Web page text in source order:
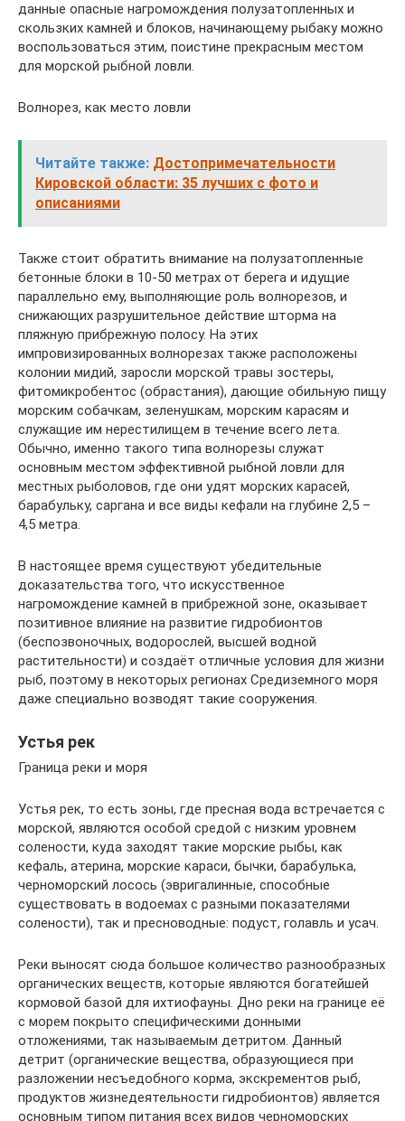
данные опасные нагромождения полузатопленных и
скользких камней и блоков, начинающему рыбаку можно
воспользоваться этим, поистине прекрасным местом
для морской рыбной ловли.
Волнорез, как место ловли
Читайте также: Достопримечательности
Кировской области: 35 лучших с фото и
описаниями
Также стоит обратить внимание на полузатопленные
бетонные блоки в 10-50 метрах от берега и идущие
параллельно ему, выполняющие роль волнорезов, и
снижающих разрушительное действие шторма на
пляжную прибрежную полосу. На этих
импровизированных волнорезах также расположены
колонии мидий, заросли морской травы зостеры,
фитомикробентос (обрастания), дающие обильную пищу
морским собачкам, зеленушкам, морским карасям и
служащие им нерестилищем в течение всего лета.
Обычно, именно такого типа волнорезы служат
основным местом эффективной рыбной ловли для
местных рыболовов, где они удят морских карасей,
барабульку, саргана и все виды кефали на глубине 2,5 –
4,5 метра.
В настоящее время существуют убедительные
доказательства того, что искусственное
нагромождение камней в прибрежной зоне, оказывает
позитивное влияние на развитие гидробионтов
(беспозвоночных, водорослей, высшей водной
растительности) и создаёт отличные условия для жизни
рыб, поэтому в некоторых регионах Средиземного моря
даже специально возводят такие сооружения.
Устья рек
Граница реки и моря
Устья рек, то есть зоны, где пресная вода встречается с
морской, являются особой средой с низким уровнем
солености, куда заходят такие морские рыбы, как
кефаль, атерина, морские караси, бычки, барабулька,
черноморский лосось (эвригалинные, способные
существовать в водоемах с разными показателями
солености), так и пресноводные: подуст, голавль и усач.
Реки выносят сюда большое количество разнообразных
органических веществ, которые являются богатейшей
кормовой базой для ихтиофауны. Дно реки на границе её
с морем покрыто специфическими донными
отложениями, так называемым детритом. Данный
детрит (органические вещества, образующиеся при
разложении несъедобного корма, экскрементов рыб,
продуктов жизнедеятельности гидробионтов) является
основным типом питания всех видов черноморских